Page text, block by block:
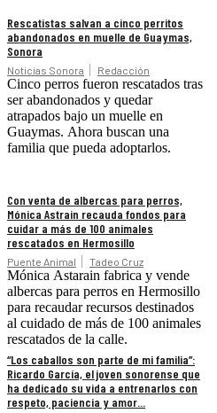
Rescatistas salvan a cinco perritos
abandonados en muelle de Guaymas,
Sonora
Noticias Sonora Redacción
Cinco perros fueron rescatados tras
ser abandonados y quedar
atrapados bajo un muelle en
Guaymas. Ahora buscan una
familia que pueda adoptarlos.
Con venta de albercas para perros,
Mónica Astrain recauda fondos para
cuidar a más de 100 animales
rescatados en Hermosillo
Puente Animal Tadeo Cruz
Mónica Astarain fabrica y vende
albercas para perros en Hermosillo
para recaudar recursos destinados
al cuidado de más de 100 animales
rescatados de la calle.
“Los caballos son parte de mi familia”:
Ricardo García, el joven sonorense que
ha dedicado su vida a entrenarlos con
respeto, paciencia y amor...